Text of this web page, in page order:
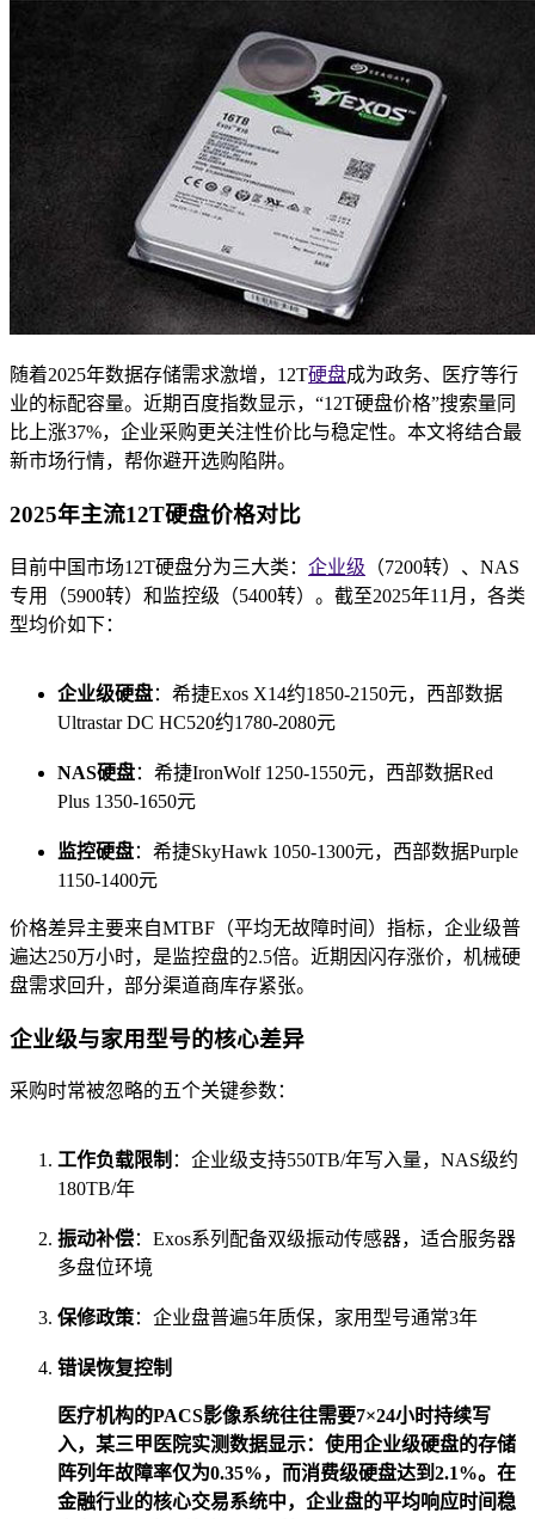
随着2025年数据存储需求激增，12T硬盘成为政务、医疗等行
业的标配容量。近期百度指数显示，“12T硬盘价格”搜索量同
比上涨37%，企业采购更关注性价比与稳定性。本文将结合最
新市场行情，帮你避开选购陷阱。
2025年主流12T硬盘价格对比
目前中国市场12T硬盘分为三大类： 企业级 （7200转）、NAS
专用（5900转）和监控级（5400转）。截至2025年11月，各类
型均价如下：
企业级硬盘：希捷Exos X14约1850-2150元，西部数据
Ultrastar DC HC520约1780-2080元
NAS硬盘：希捷IronWolf 1250-1550元，西部数据Red
Plus 1350-1650元
监控硬盘：希捷SkyHawk 1050-1300元，西部数据Purple
1150-1400元
价格差异主要来自MTBF（平均无故障时间）指标，企业级普
遍达250万小时，是监控盘的2.5倍。近期因闪存涨价，机械硬
盘需求回升，部分渠道商库存紧张。
企业级与家用型号的核心差异
采购时常被忽略的五个关键参数：
工作负载限制 ：企业级支持550TB/年写入量，NAS级约
180TB/年
振动补偿：Exos系列配备双级振动传感器，适合服务器
多盘位环境
保修政策：企业盘普遍5年质保，家用型号通常3年
错误恢复控制
医疗机构的PACS影像系统往往需要7×24小时持续写
入，某三甲医院实测数据显示：使用企业级硬盘的存储
阵列年故障率仅为0.35%，而消费级硬盘达到2.1%。在
金融行业的核心交易系统中，企业盘的平均响应时间稳